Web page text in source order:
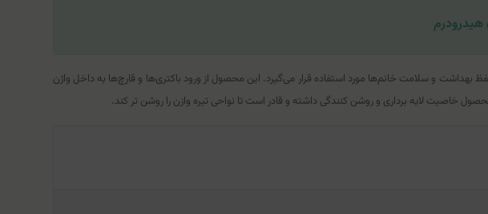
هیدرودرم
بهداشت و سلامت خانم‌ها مورد استفاده قرار می‌گیرد. این محصول از ورود باکتری‌ها و قارچ‌ها به داخل واژن
لایه برداری و روشن کنندگی داشته و قادر است تا نواحی تیره وازن را روشن تر کند.